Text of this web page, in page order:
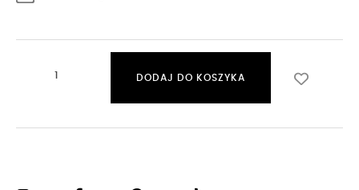
DODAJ DO KOSZYKA